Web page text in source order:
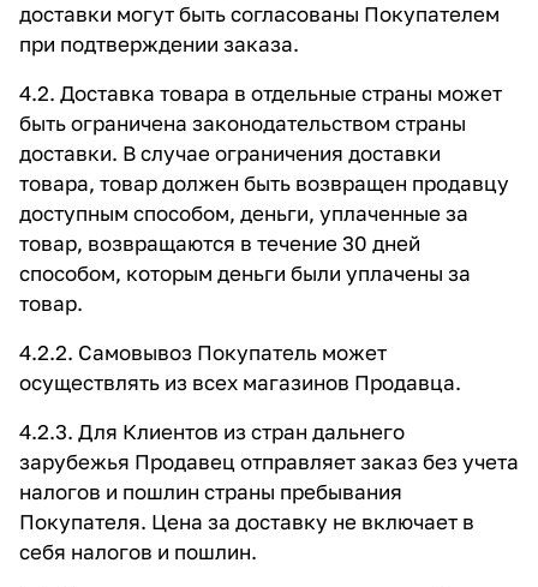
доставки могут быть согласованы Покупателем
при подтверждении заказа.
4.2. Доставка товара в отдельные страны может
быть ограничена законодательством страны
доставки. В случае ограничения доставки
товара, товар должен быть возвращен продавцу
доступным способом, деньги, уплаченные за
товар, возвращаются в течение 30 дней
способом, которым деньги были уплачены за
товар.
4.2.2. Самовывоз Покупатель может
осуществлять из всех магазинов Продавца.
4.2.3. Для Клиентов из стран дальнего
зарубежья Продавец отправляет заказ без учета
налогов и пошлин страны пребывания
Покупателя. Цена за доставку не включает в
себя налогов и пошлин.